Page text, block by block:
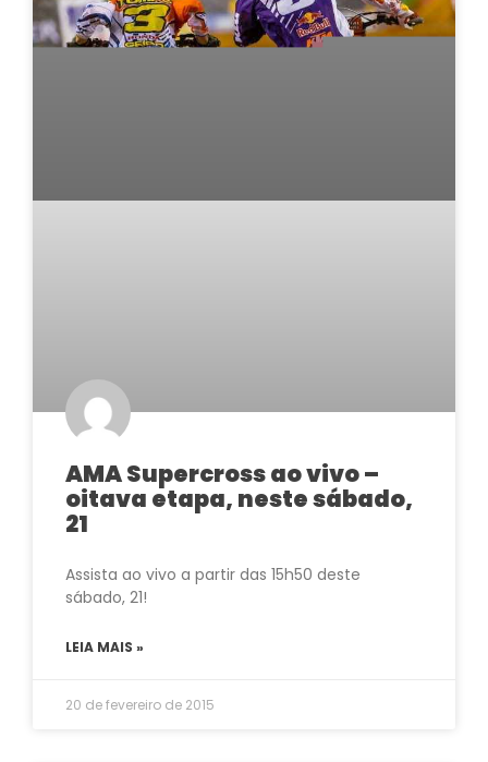
AMA Supercross ao vivo –
oitava etapa, neste sábado,
21
Assista ao vivo a partir das 15h50 deste
sábado, 21!
LEIA MAIS »
20 de fevereiro de 2015